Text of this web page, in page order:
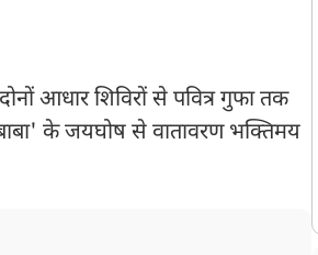
आधार शिविरों से पवित्र गुफा तक
के जयघोष से वातावरण भक्तिमय